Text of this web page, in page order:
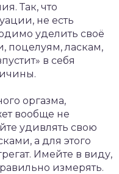
Так, что
не есть
уделить своё
поцелуям, ласкам,
в себя
оргазма,
вообще не
удивлять свою
а для этого
Имейте в виду,
измерять.